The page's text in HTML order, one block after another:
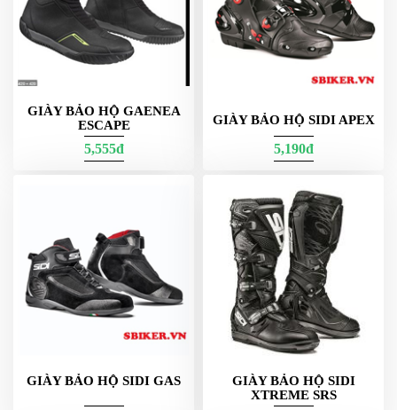
NÓN
BẢO
HIỂM
FULLFACE
NÂNG
PHỤ
KIỆN
YAMAHA
PG-
GIVI
GIÀY BẢO HỘ GAENEA
ESCAPE
5,555đ
GIÀY BẢO HỘ SIDI APEX
5,190đ
GIÀY BẢO HỘ SIDI GAS
GIÀY BẢO HỘ SIDI
XTREME SRS